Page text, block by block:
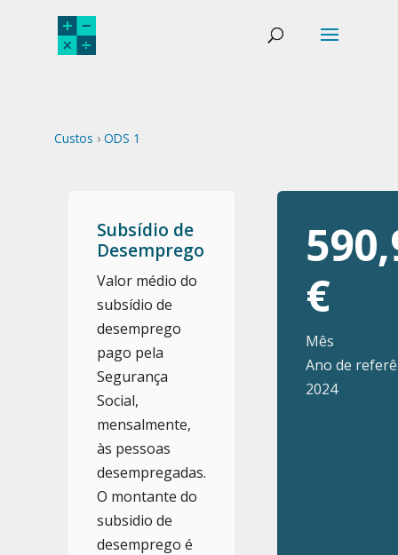
Custos › ODS 1
Subsídio de
Desemprego
Valor médio do
subsídio de
desemprego
pago pela
Segurança
Social,
mensalmente,
às pessoas
desempregadas.
O montante do
subsidio de
desemprego é
€
Mês
Ano de
2024